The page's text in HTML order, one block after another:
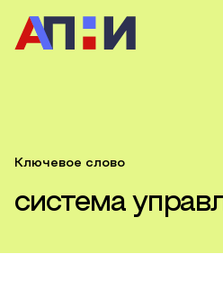
Ключевое слово
система